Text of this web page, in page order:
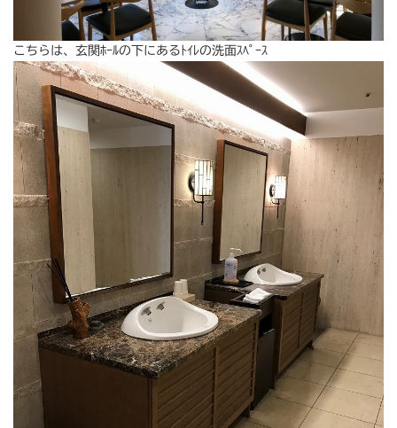
こちらは、玄関ﾎｰﾙの下にあるﾄｲﾚの洗面ｽﾍﾟｰｽ